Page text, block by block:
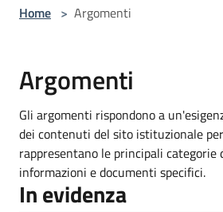
Home > Argomenti
Argomenti
Gli argomenti rispondono a
dei contenuti del sito istituzionale
rappresentano le principali categorie
informazioni e documenti specifici.
In evidenza